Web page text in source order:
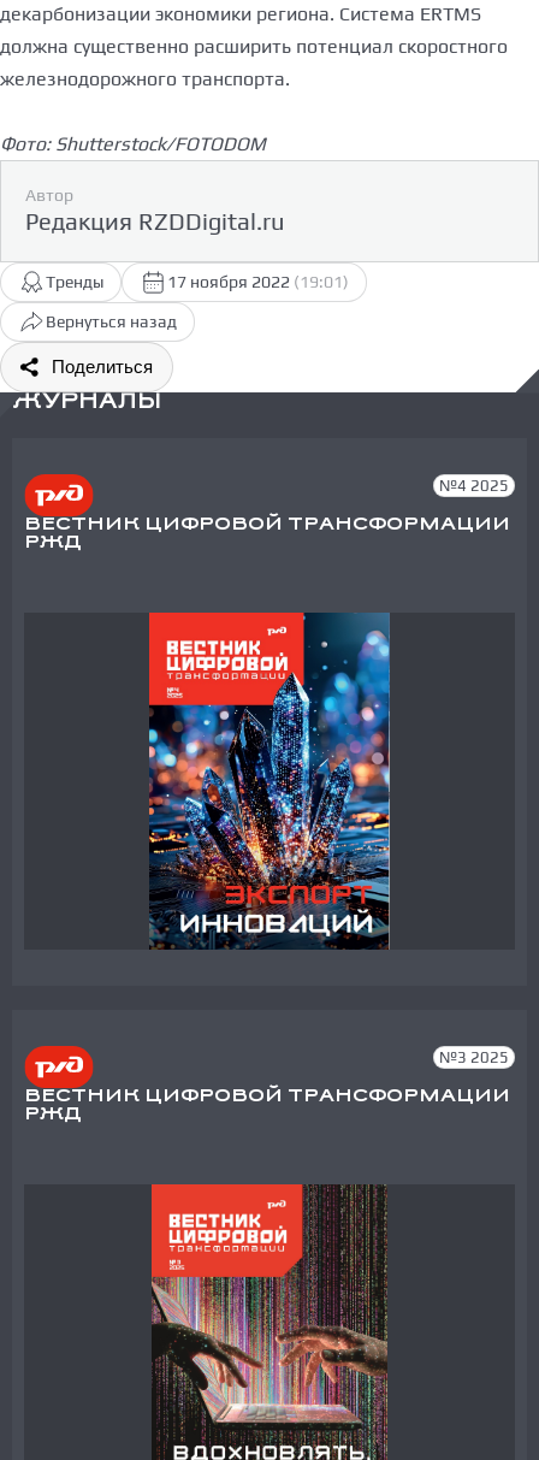
декарбонизации экономики региона. Система ERTMS
должна существенно расширить потенциал скоростного
железнодорожного транспорта.
Фото: Shutterstock/FOTODOM
Автор
Редакция RZDDigital.ru
Тренды 17 ноября 2022 (19:01)
Вернуться назад
Поделиться
ЖУРНАЛЫ
№4 2025
ВЕСТНИК ЦИФРОВОЙ ТРАНСФОРМАЦИИ
РЖД
№3 2025
ВЕСТНИК ЦИФРОВОЙ ТРАНСФОРМАЦИИ
РЖД